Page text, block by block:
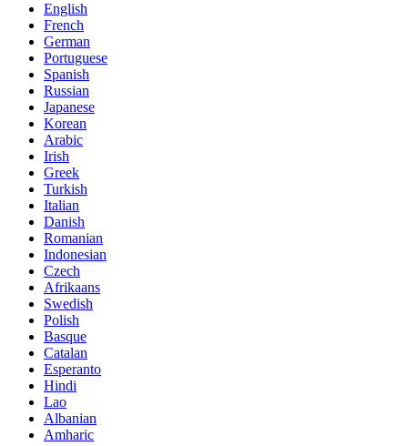
English
French
German
Portuguese
Spanish
Russian
Japanese
Korean
Arabic
Irish
Greek
Turkish
Italian
Danish
Romanian
Indonesian
Czech
Afrikaans
Swedish
Polish
Basque
Catalan
Esperanto
Hindi
Lao
Albanian
Amharic